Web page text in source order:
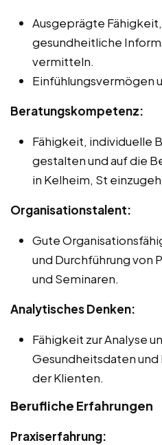
Ausgeprägte
gesundheitliche
vermitteln.
Einfühlungsvermögen
Beratungskompetenz:
Fähigkeit, individuelle
gestalten und auf die
in Kelheim, St
Organisationstalent:
Gute
und Durchführung von
und Seminaren.
Analytisches Denken:
Fähigkeit zur Analyse
Gesundheitsdaten
der Klienten.
Berufliche Erfahrungen
Praxiserfahrung: